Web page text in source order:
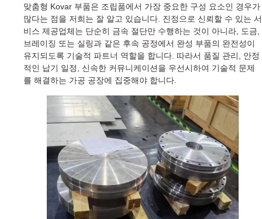
맞춤형 Kovar 부품은 조립품에서 가장 중요한 구성 요소인 경우가
많다는 점을 저희는 잘 알고 있습니다. 진정으로 신뢰할 수 있는 서
비스 제공업체는 단순히 금속 절단만 수행하는 것이 아니라, 도금,
브레이징 또는 실링과 같은 후속 공정에서 완성 부품의 완전성이
유지되도록 기술적 파트너 역할을 합니다. 따라서 품질 관리, 안정
적인 납기 일정, 신속한 커뮤니케이션을 우선시하여 기술적 문제
를 해결하는 가공 공장에 집중해야 합니다.